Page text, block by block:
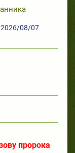
2026/08/07
пророка